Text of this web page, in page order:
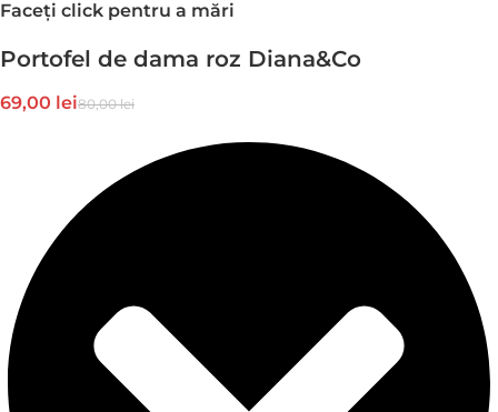
Faceți click pentru a mări
Portofel de dama roz Diana&Co
80,00lei
69,00 lei